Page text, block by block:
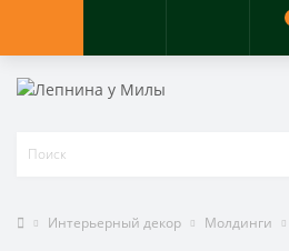
Интерьерный декор Молдинги